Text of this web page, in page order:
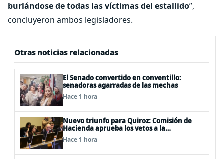
burlándose de todas las víctimas del estallido”,
concluyeron ambos legisladores.
Otras noticias relacionadas
El Senado convertido en conventillo:
senadoras agarradas de las mechas
Hace 1 hora
Nuevo triunfo para Quiroz: Comisión de
Hacienda aprueba los vetos a la
Megarreforma
Hace 1 hora